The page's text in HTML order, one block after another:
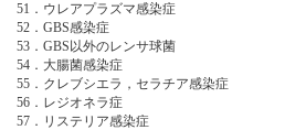
51．ウレアプラズマ感染症
52．GBS感染症
53．GBS以外のレンサ球菌
54．大腸菌感染症
55．クレブシエラ，セラチア感染症
56．レジオネラ症
57．リステリア感染症